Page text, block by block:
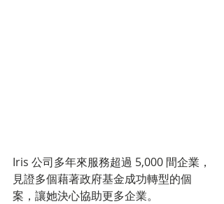
Iris 公司多年來服務超過 5,000 間企業，
見證多個藉著政府基金成功轉型的個
案，讓她決心協助更多企業。